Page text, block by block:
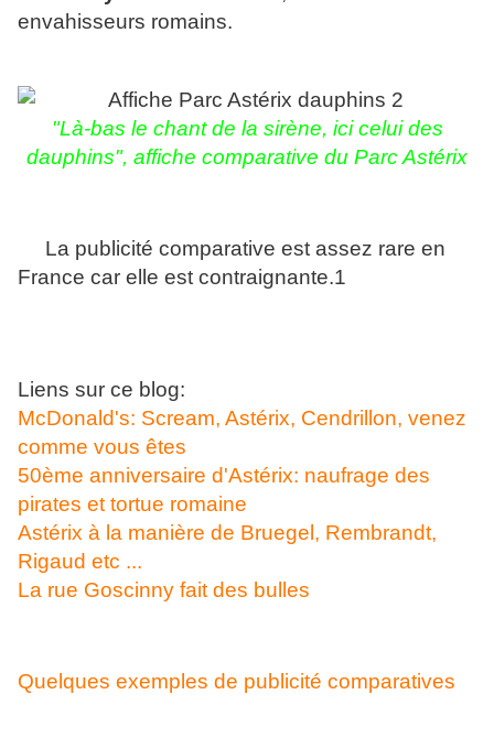
envahisseurs romains.
"Là-bas le chant de la sirène, ici celui des
dauphins", affiche comparative du Parc Astérix
La publicité comparative est assez rare en
France car elle est contraignante.1
Liens sur ce blog:
McDonald's: Scream, Astérix, Cendrillon, venez
comme vous êtes
50ème anniversaire d'Astérix: naufrage des
pirates et tortue romaine
Astérix à la manière de Bruegel, Rembrandt,
Rigaud etc ...
La rue Goscinny fait des bulles
Quelques exemples de publicité comparatives